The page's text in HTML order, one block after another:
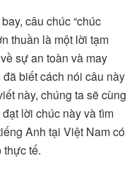
câu chúc “chúc
thuần là một lời tạm
sự an toàn và may
biết cách nói câu này
này, chúng ta sẽ cùng
lời chúc này và tìm
Anh tại Việt Nam có
thực tế.